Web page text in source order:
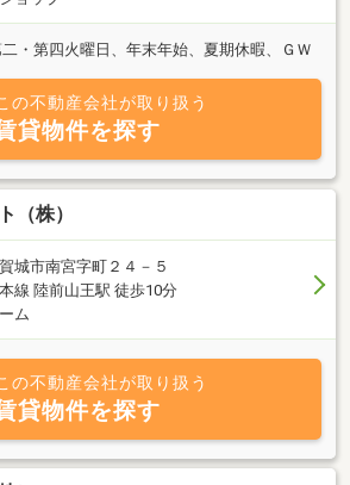
・第四火曜日、年末年始、夏期休暇、ＧＷ
の不動産会社が取り扱う
貸物件を探す
（株）
城市南宮字町２４－５
本線 陸前山王駅 徒歩10分
ム
の不動産会社が取り扱う
貸物件を探す